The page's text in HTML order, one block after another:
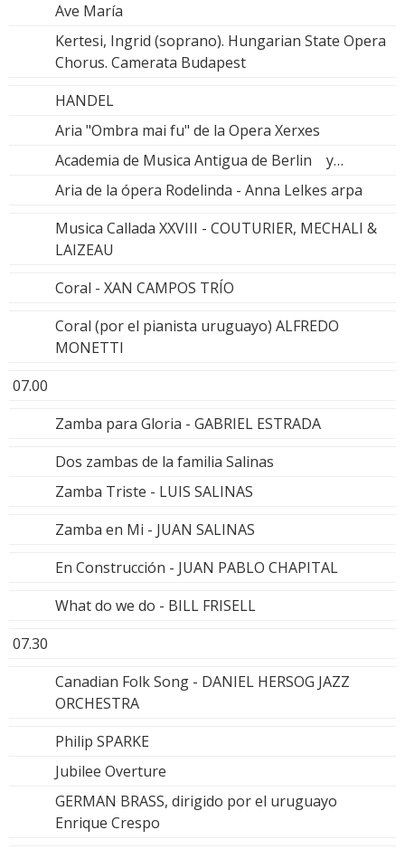
Ave María
Kertesi, Ingrid (soprano). Hungarian State Opera
Chorus. Camerata Budapest
HANDEL
Aria "Ombra mai fu" de la Opera Xerxes
Academia de Musica Antigua de Berlin y…
Aria de la ópera Rodelinda - Anna Lelkes arpa
Musica Callada XXVIII - COUTURIER, MECHALI &
LAIZEAU
Coral - XAN CAMPOS TRÍO
Coral (por el pianista uruguayo) ALFREDO
MONETTI
07.00
Zamba para Gloria - GABRIEL ESTRADA
Dos zambas de la familia Salinas
Zamba Triste - LUIS SALINAS
Zamba en Mi - JUAN SALINAS
En Construcción - JUAN PABLO CHAPITAL
What do we do - BILL FRISELL
07.30
Canadian Folk Song - DANIEL HERSOG JAZZ
ORCHESTRA
Philip SPARKE
Jubilee Overture
GERMAN BRASS, dirigido por el uruguayo
Enrique Crespo